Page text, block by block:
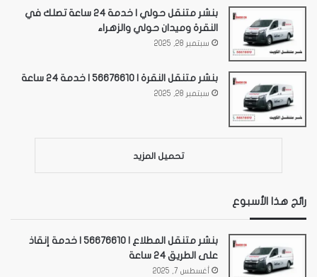
بنشر متنقل حولي | خدمة 24 ساعة تصلك في
النقرة وميدان حولي والزهراء
سبتمبر 28, 2025
بنشر متنقل النقرة | 56676610 | خدمة 24 ساعة
سبتمبر 28, 2025
تحميل المزيد
رائج هذا الأسبوع
بنشر متنقل المطلاع | 56676610 | خدمة إنقاذ
على الطريق 24 ساعة
أغسطس 7, 2025